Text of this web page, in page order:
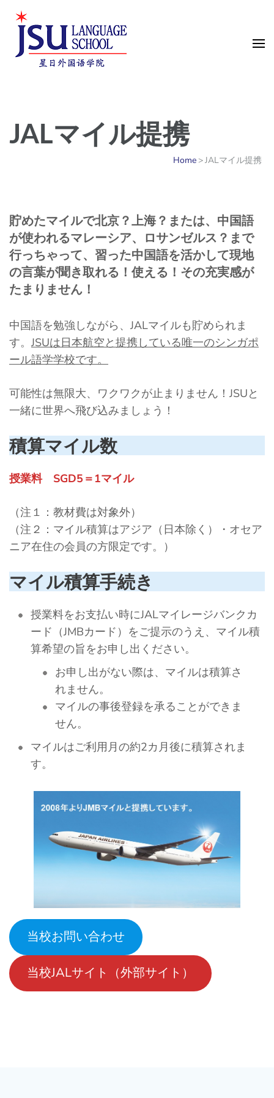
Singapore
JALマイル提携
Home >JALマイル提携
貯めたマイルで北京？上海？または、中国語
が使われるマレーシア、ロサンゼルス？まで
行っちゃって、習った中国語を活かして現地
の言葉が聞き取れる！使える！その充実感が
たまりません！
中国語を勉強しながら、JALマイルも貯められま
す。 JSUは日本航空と提携している唯一のシンガポ
ール語学学校です。
可能性は無限大、ワクワクが止まりません！JSUと
一緒に世界へ飛び込みましょう！
積算マイル数
授業料 SGD5＝1マイル
（注１：教材費は対象外）
（注２：マイル積算はアジア（日本除く）・オセア
ニア在住の会員の方限定です。）
マイル積算手続き
授業料をお支払い時にJALマイレージバンクカ
ード（JMBカード）をご提示のうえ、マイル積
算希望の旨をお申し出ください。
お申し出がない際は、マイルは積算さ
れません。
マイルの事後登録を承ることができま
せん。
マイルはご利用月の約2カ月後に積算されま
す。
当校お問い合わせ
当校JALサイト（外部サイト）